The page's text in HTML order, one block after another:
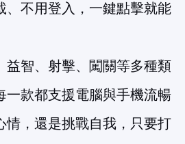
、不用登入，一鍵點擊就能
益智、射擊、闖關等多種類
一款都支援電腦與手機流暢
情，還是挑戰自我，只要打